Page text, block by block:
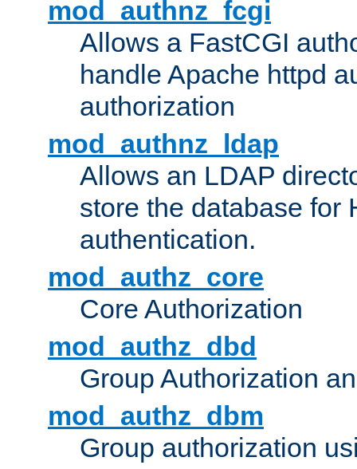
mod_authnz_fcgi
Allows a FastCGI
handle Apache httpd
authorization
mod_authnz_ldap
Allows an LDAP
store the database for
authentication.
mod_authz_core
Core Authorization
mod_authz_dbd
Group Authorization
mod_authz_dbm
Group authorization